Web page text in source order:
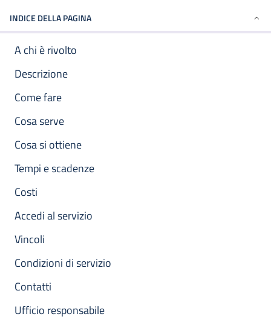
INDICE DELLA PAGINA
A chi è rivolto
Descrizione
Come fare
Cosa serve
Cosa si ottiene
Tempi e scadenze
Costi
Accedi al servizio
Vincoli
Condizioni di servizio
Contatti
Ufficio responsabile